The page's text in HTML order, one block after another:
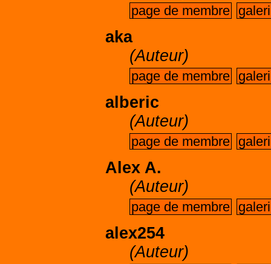
page de membre
aka
(Auteur)
page de membre
alberic
(Auteur)
page de membre
Alex A.
(Auteur)
page de membre
alex254
(Auteur)